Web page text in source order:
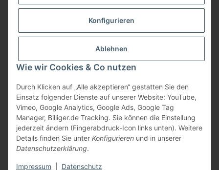
Konfigurieren
Ablehnen
Wie wir Cookies & Co nutzen
Durch Klicken auf „Alle akzeptieren“ gestatten Sie den
Einsatz folgender Dienste auf unserer Website: YouTube,
Vimeo, Google Analytics, Google Ads, Google Tag
Manager, Billiger.de Tracking. Sie können die Einstellung
jederzeit ändern (Fingerabdruck-Icon links unten). Weitere
Details finden Sie unter Konfigurieren und in unserer
Datenschutzerklärung.
Impressum Datenschutz
Gesetzliche Informationen
Bezahlung
Vertrag widerrufen